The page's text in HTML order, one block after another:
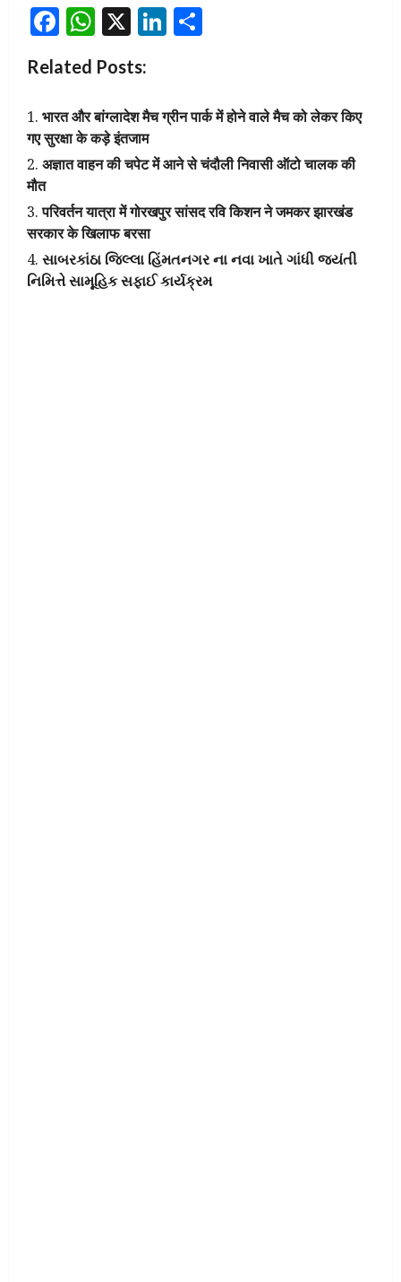
Facebook
WhatsApp
X LinkedIn
Related Posts:
भारत और बांग्लादेश मैच ग्रीन पार्क में होने वाले मैच को लेकर किए
गए सुरक्षा के कड़े इंतजाम
अज्ञात वाहन की चपेट में आने से चंदौली निवासी ऑटो चालक की
मौत
परिवर्तन यात्रा में गोरखपुर सांसद रवि किशन ने जमकर झारखंड
सरकार के खिलाफ बरसा
સાબરકાંઠા જિલ્લા હિંમતનગર ના નવા ખાતે ગાંધી જયંતી
નિમિત્તે સામૂહિક સફાઈ કાર્યક્રમ